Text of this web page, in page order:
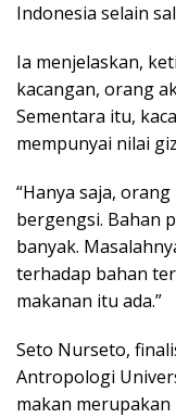
Indonesia selain
Ia menjelaskan,
kacangan, orang
Sementara itu,
mempunyai nilai
“Hanya saja,
bergengsi. Bahan
banyak.
terhadap bahan
makanan itu ada.”
Seto Nurseto,
Antropologi
makan